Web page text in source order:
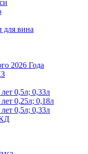
для вина
2026 Года
0,5л; 0,33л
0,25л; 0,18л
0,5л; 0,33л